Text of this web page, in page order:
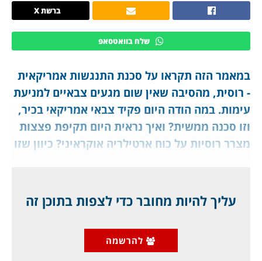
ברשת X
שלח בוואטסאפ
במאמר הזה תקראו על סכנת התנגשות אמריקאית
- רוסית, מהסיבה שאין שום מגעים צבאיים למניעת
עימות. במה הודה היום פקיד צבאי אמריקאי בכיר,
וזו סכנה ממשית? ואיך נראית היום תקיפת פצצות
מצרר רוסיות על כוח ארטילריה אוקראיני? כיוון שזו
בין ארצות הברית לרוסיה קיים קו טלפון חירום, קו
חם, שנועד למנוע התנגשות בטעות או כל עימות
רוסי אמריקאי, שיכול להתחיל מלחמה מסוכנת. הקו
עליך להיות מחובר כדי לצפות בתוכן זה
להרשמה